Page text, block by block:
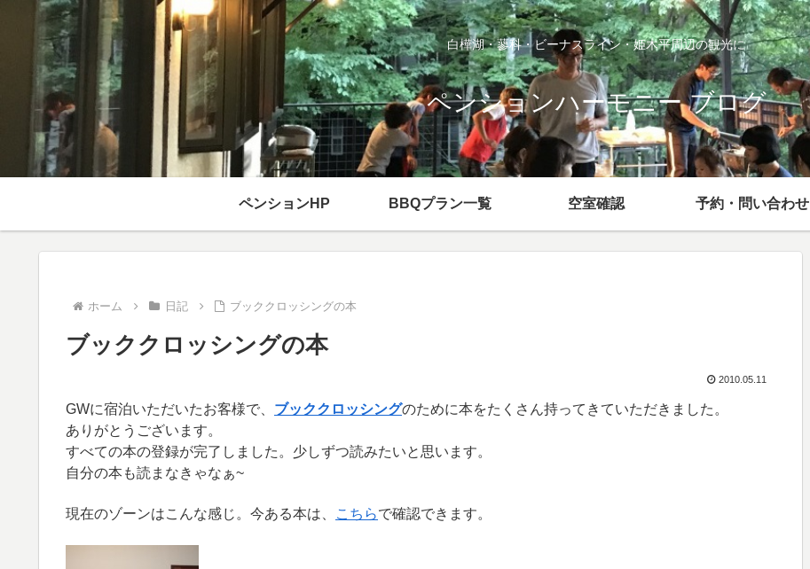
白樺湖・蓼科・ビーナスライン・姫木平周辺の観光に
ペンションハーモニー ブログ
ペンションHP BBQプラン一覧 空室確認 予約・問い合わせ
ホーム 日記 ブッククロッシングの本
ブッククロッシングの本
2010.05.11
GWに宿泊いただいたお客様で、 ブッククロッシングのために本をたくさん持ってきていただきました。
ありがとうございます。
すべての本の登録が完了しました。少しずつ読みたいと思います。
自分の本も読まなきゃなぁ~
現在のゾーンはこんな感じ。今ある本は、 こちらで確認できます。